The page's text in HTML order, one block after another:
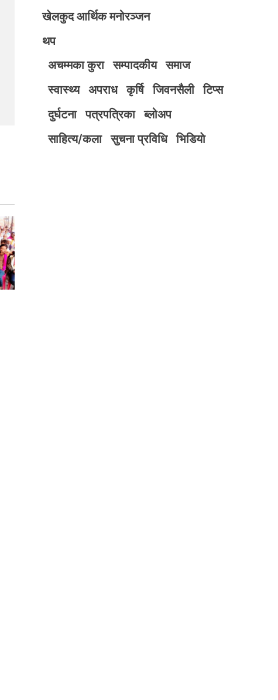
खेलकुद आर्थिक मनोरञ्जन
थप
अचम्मका कुरा
सम्पादकीय
समाज
स्वास्थ्य
अपराध कृर्षि जिवनसैली
टिप्स
दुर्घटना
पत्रपत्रिका
ब्लोअप
साहित्य/कला
सुचना प्रविधि भिडियाे